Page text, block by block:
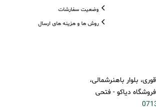
وضعیت سفارشات
روش ها و هزینه های ارسال
بلوار باهنرشمالی،